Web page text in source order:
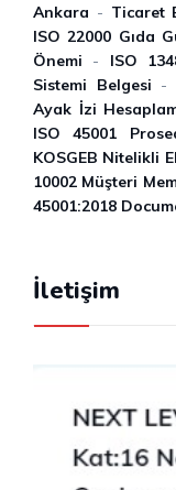
Ankara - Ticaret
ISO 22000 Gıda
Önemi - ISO
Sistemi Belgesi -
Ayak İzi
ISO 45001
KOSGEB Nitelikli
10002 Müşteri
45001:2018
İletişim